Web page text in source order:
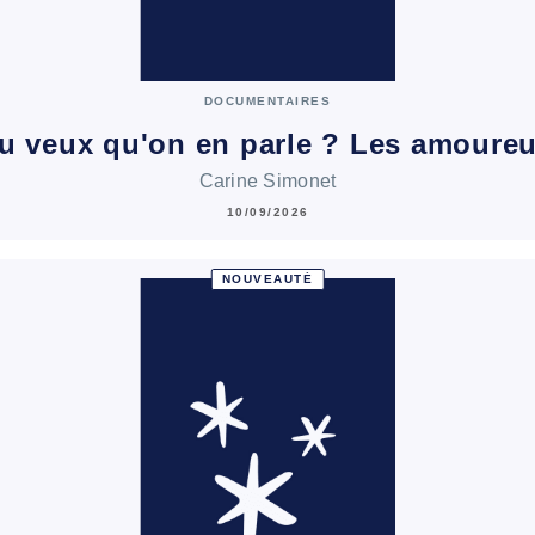
DOCUMENTAIRES
veux qu'on en parle ? Les
Carine Simonet
10/09/2026
NOUVEAUTÉ